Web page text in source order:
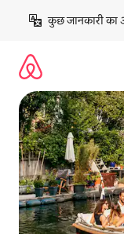
छोड़कर
कॉन्टेंट
कुछ जानकारी का